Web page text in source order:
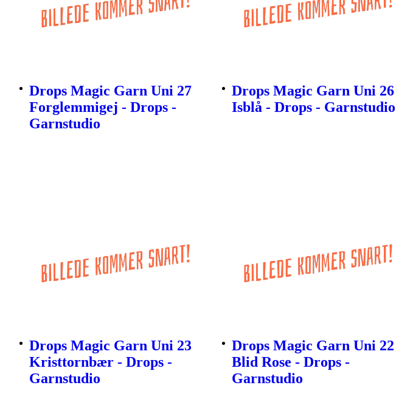
Drops Magic Garn Uni 27
Forglemmigej - Drops -
Garnstudio
Drops Magic Garn Uni 26
Isblå - Drops - Garnstudio
Drops Magic Garn Uni 23
Kristtornbær - Drops -
Garnstudio
Drops Magic Garn Uni 22
Blid Rose - Drops -
Garnstudio